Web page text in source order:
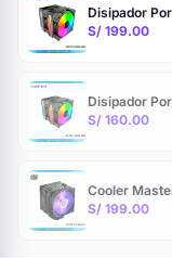
Disipador
S/ 199.00
Disipador
S/ 160.00
Cooler
S/ 199.00